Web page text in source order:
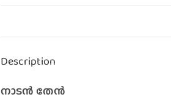
Description
നാടൻ തേന്‍